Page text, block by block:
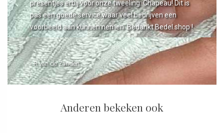
presentjes erbij voor onze tweeling. Chapeau! Dit is
pas een goede service waar veel bedrijven een
voorbeeld aan kunnen nemen. Bedankt Bedel.shop !
- R van de Zanden
Anderen bekeken ook